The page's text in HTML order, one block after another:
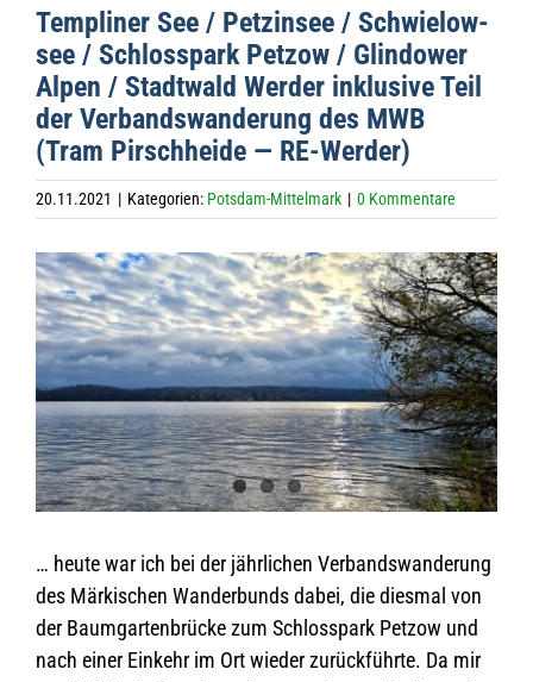
Temp­li­ner See / Pet­zin­see / Schwie­low­
see / Schloss­park Pet­zow / Glin­dower
Alpen / Stadt­wald Wer­der inklu­sive Teil
der Ver­bands­wan­de­rung des MWB
(Tram Pirsch­heide — RE-Werder)
20.11.2021 | Kategorien: Potsdam-Mittelmark | 0 Kommentare
Zeige
grösseres
Bild
… heute war ich bei der jähr­li­chen Ver­bands­wan­de­rung
des Mär­ki­schen Wan­der­bunds dabei, die dies­mal von
der Baum­gar­ten­brü­cke zum Schloss­park Pet­zow und
nach einer Ein­kehr im Ort wie­der zurück­führte. Da mir